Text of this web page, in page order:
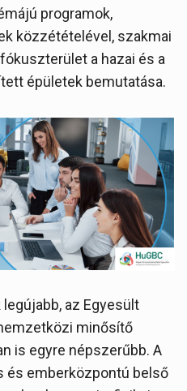
programok,
közzétételével, szakmai
a hazai és a
épületek bemutatása.
legújabb, az Egyesült
minősítő
is egyre népszerűbb. A
és emberközpontú belső